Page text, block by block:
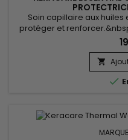
Soin capillaire aux
protéger et
noix de Coco, l'extrait de
idéales pour nourrir et
de Ricin favorise la
grâce à ses acides gras

